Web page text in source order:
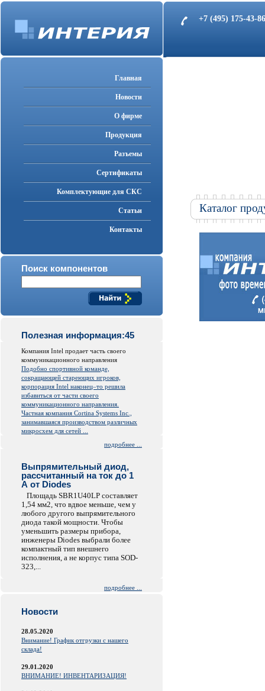
+7 (495) 175-43-
Главная
Новости
О фирме
Продукция
Разъемы
Cертификаты
Комплектующие для СКС
Статьи
Контакты
Поиск компонентов
Полезная информация:45
Компания Intel продает часть своего
коммуникационного направления
Подобно спортивной команде,
сокращающей стареющих игроков,
корпорация Intel наконец–то решила
избавиться от части своего
коммуникационного направления.
Частная компания Cortina Systems Inc.,
занимавшаяся производством различных
микросхем для сетей ...
подробнее ...
Выпрямительный диод,
рассчитанный на ток до 1
А от Diodes
Площадь SBR1U40LP составляет
1,54 мм2, что вдвое меньше, чем у
любого другого выпрямительного
диода такой мощности. Чтобы
уменьшить размеры прибора,
инженеры Diodes выбрали более
компактный тип внешнего
исполнения, а не корпус типа SOD-
323,...
подробнее ...
Новости
28.05.2020
Внимание! График отгрузки с нашего
склада!
29.01.2020
ВНИМАНИЕ! ИНВЕНТАРИЗАЦИЯ!
Каталог